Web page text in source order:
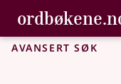
Gå til
Tilgjengelighet
Bokmålsordboka og
Avansert søk